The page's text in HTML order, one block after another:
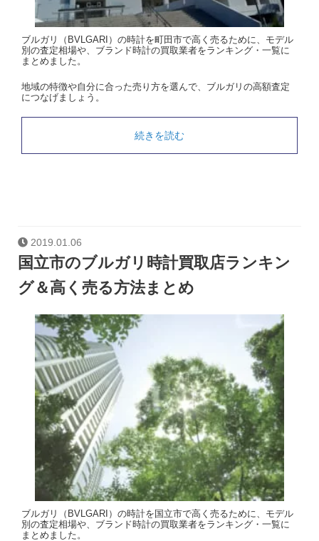
ブルガリ（BVLGARI）の時計を町田市で高く売るために、モデル
別の査定相場や、ブランド時計の買取業者をランキング・一覧に
まとめました。
地域の特徴や自分に合った売り方を選んで、ブルガリの高額査定
につなげましょう。
続きを読む
2019.01.06
国立市のブルガリ時計買取店ランキン
グ＆高く売る方法まとめ
ブルガリ（BVLGARI）の時計を国立市で高く売るために、モデル
別の査定相場や、ブランド時計の買取業者をランキング・一覧に
まとめました。